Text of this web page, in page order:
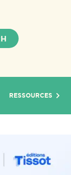
RESSOURCES